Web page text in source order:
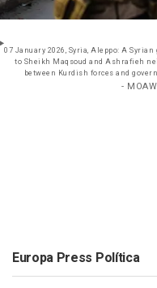
07 January 2026, Syria, Aleppo: A
to Sheikh Maqsoud and Ashrafieh
between Kurdish forces and
-
Europa Press Política